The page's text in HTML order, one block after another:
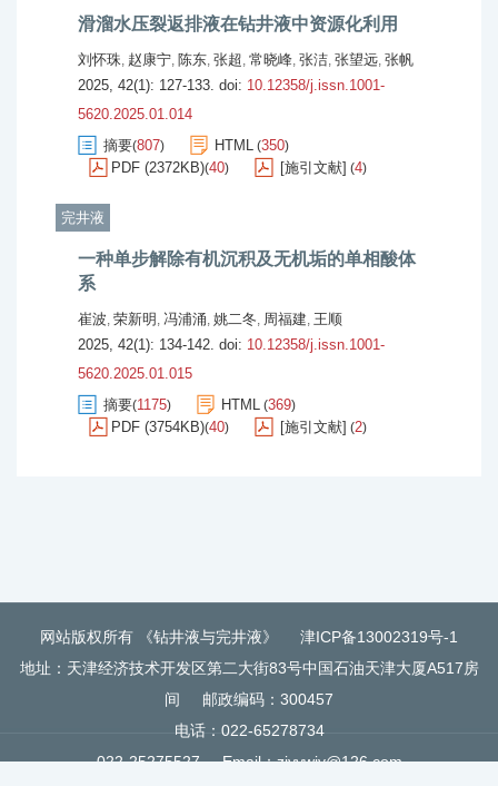
滑溜水压裂返排液在钻井液中资源化利用
刘怀珠, 赵康宁, 陈东, 张超, 常晓峰, 张洁, 张望远, 张帆
2025, 42(1): 127-133. doi: 10.12358/j.issn.1001-
5620.2025.01.014
摘要(807) HTML (350)
PDF (2372KB)(40) [施引文献] (4)
完井液
一种单步解除有机沉积及无机垢的单相酸体
系
崔波, 荣新明 , 冯浦涌, 姚二冬, 周福建, 王顺
2025, 42(1): 134-142. doi: 10.12358/j.issn.1001-
5620.2025.01.015
摘要(1175) HTML (369)
PDF (3754KB)(40) [施引文献] (2)
网站版权所有 《钻井液与完井液》
津ICP备13002319号-1
地址：天津经济技术开发区第二大街83号中国石油天津大厦A517房
间
邮政编码：300457
电话：022-65278734
022-25275527
Email：zjyywjy@126.com